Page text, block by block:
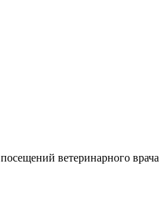
посещений ветеринарного врача